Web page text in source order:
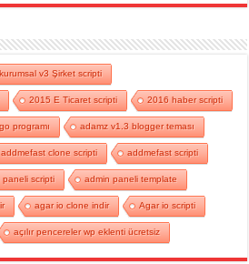
v3 Şirket scripti
2015 E Ticaret scripti 2016 haber scripti
programı adamz v1.3 blogger teması
addmefast clone scripti addmefast scripti
paneli scripti admin paneli template
agar io clone indir Agar io scripti
açılır pencereler wp eklenti ücretsiz